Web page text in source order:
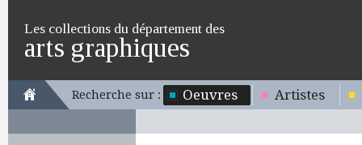
Les collections du département des
arts graphiques
Recherche sur : Oeuvres Artistes